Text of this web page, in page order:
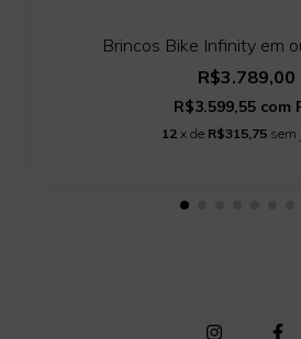
Brincos Bike Infinity em
R$3.789,00
R$3.599,55 com
12 x de R$315,75 sem